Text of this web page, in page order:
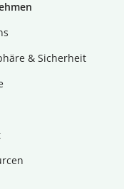
& Sicherheit